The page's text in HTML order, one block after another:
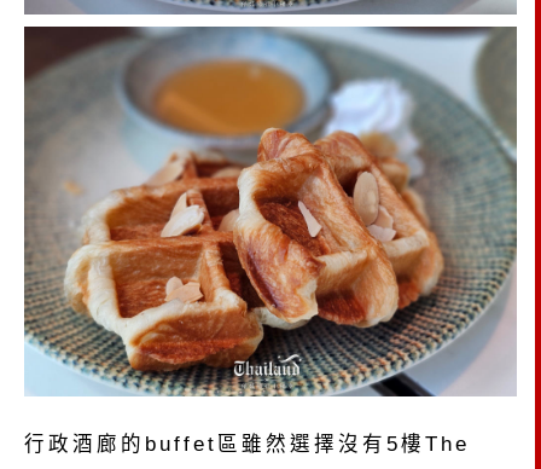
行政酒廊的buffet區雖然選擇沒有5樓The